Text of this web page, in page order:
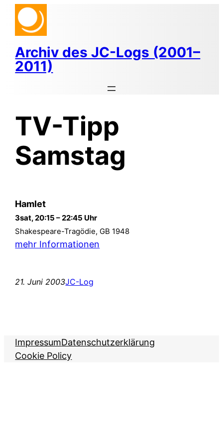
Zum
Inhalt
springen
Archiv des JC-Logs (2001–
2011)
TV-Tipp
Samstag
Hamlet
3sat, 20:15 – 22:45 Uhr
Shakespeare-Tragödie, GB 1948
mehr Informationen
21. Juni 2003JC-Log
ImpressumDatenschutzerklärung
Cookie Policy